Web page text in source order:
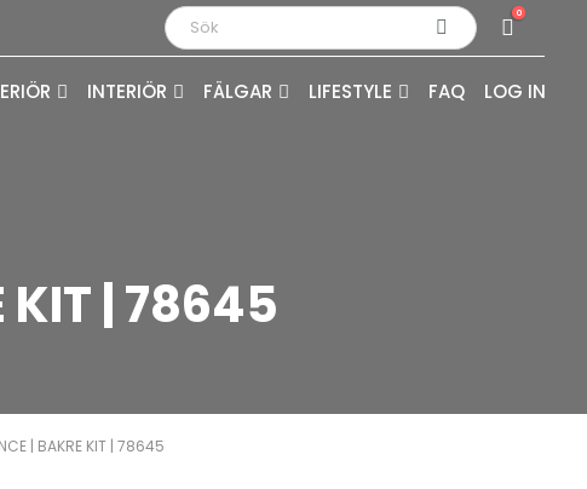
0
INTERIÖR FÄLGAR LIFESTYLE FAQ LOG IN
KIT | 78645
| BAKRE KIT | 78645